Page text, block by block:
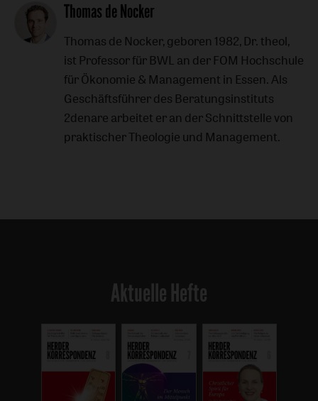
Thomas de Nocker
Thomas de Nocker, geboren 1982, Dr. theol,
ist Professor für BWL an der FOM Hochschule
für Ökonomie & Management in Essen. Als
Geschäftsführer des Beratungsinstituts
2denare arbeitet er an der Schnittstelle von
praktischer Theologie und Management.
Aktuelle Hefte